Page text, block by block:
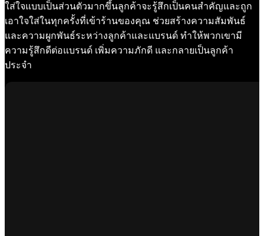
ใส่ใจแบบเป็นส่วนตัวมากขึ้นลูกค้าจะรู้สึกเป็นคนสำคัญและถูก
เอาใจใส่ในทุกครั้งที่เข้าร้านของคุณ ช่วยสร้างความสัมพันธ์
และความผูกพันธ์ระหว่างลูกค้าและแบรนด์ ทำให้พวกเขามี
ความรู้สึกดีต่อแบรนด์ เพิ่มความภักดี และกลายเป็นลูกค้า
ประจำ